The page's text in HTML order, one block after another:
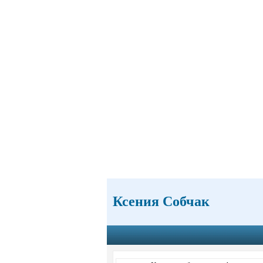
Ксения Собчак